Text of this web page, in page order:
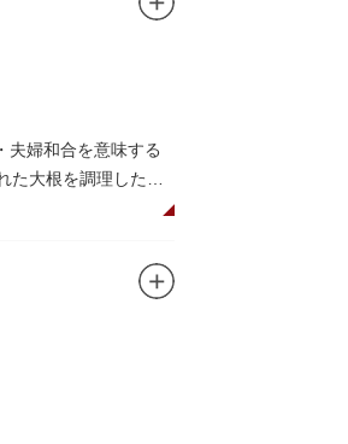
売。また、年ごとに
夫婦和合を意味する
大根を調理した風
考えられており、依